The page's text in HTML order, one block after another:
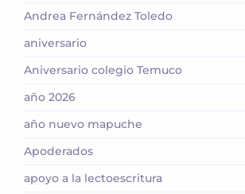
Andrea Fernández Toledo
aniversario
Aniversario colegio Temuco
año 2026
año nuevo mapuche
Apoderados
apoyo a la lectoescritura